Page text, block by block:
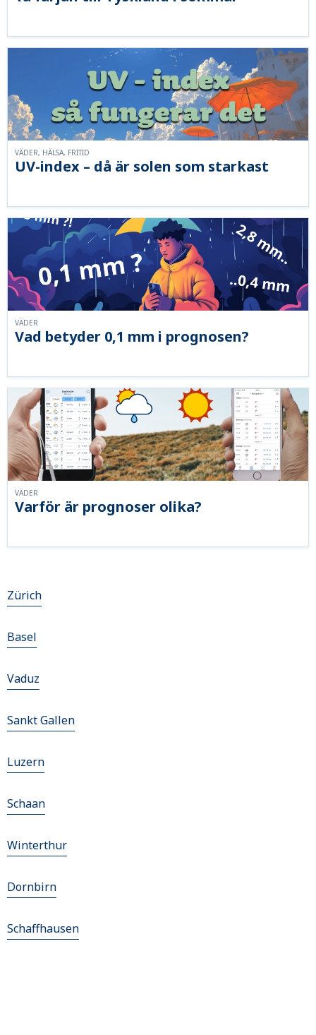
UV-index – då är solen som starkast
VÄDER, HÄLSA, FRITID
Vad betyder 0,1 mm i prognosen?
VÄDER
Varför är prognoser olika?
VÄDER
Zürich
Basel
Vaduz
Sankt Gallen
Luzern
Schaan
Winterthur
Dornbirn
Schaffhausen